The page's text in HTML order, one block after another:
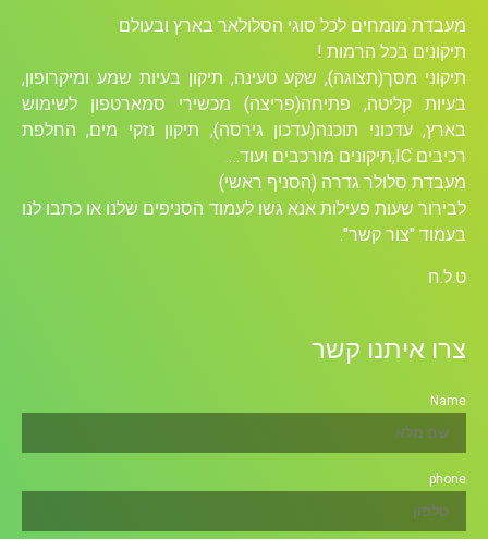
מעבדת מומחים לכל סוגי הסלולאר בארץ ובעולם
תיקונים בכל הרמות !
תיקוני מסך(תצוגה), שקע טעינה, תיקון בעיות שמע ומיקרופון,
בעיות קליטה, פתיחה(פריצה) מכשירי סמארטפון לשימוש
בארץ, עדכוני תוכנה(עדכון גירסה), תיקון נזקי מים, החלפת
רכיבים ICׁ,תיקונים מורכבים ועוד….
מעבדת סלולר גדרה (הסניף ראשי)
לבירור שעות פעילות אנא גשו לעמוד הסניפים שלנו או כתבו לנו
בעמוד "צור קשר".
ט.ל.ח
צרו איתנו קשר
Name
phone